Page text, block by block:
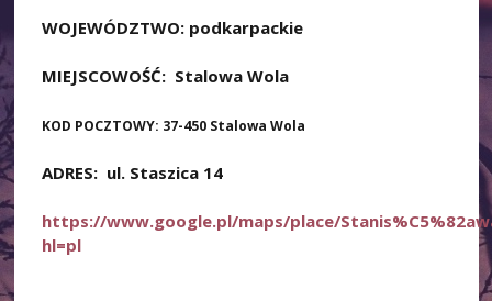
WOJEWÓDZTWO: podkarpackie
MIEJSCOWOŚĆ: Stalowa Wola
KOD POCZTOWY: 37-450 Stalowa Wola
ADRES: ul. Staszica 14
https://www.google.pl/maps/place/
hl=pl